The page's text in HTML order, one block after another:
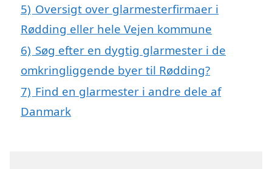
5) Oversigt over glarmesterfirmaer i
Rødding eller hele Vejen kommune
6) Søg efter en dygtig glarmester i de
omkringliggende byer til Rødding?
7) Find en glarmester i andre dele af
Danmark